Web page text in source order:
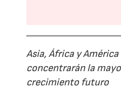
Asia, África y
concentrarán la
crecimiento futuro